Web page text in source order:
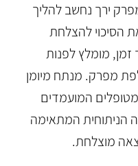
ירך נחשב להליך
הסיכוי להצלחת
מומלץ לפנות
מפרק. מנתח מיומן
המועמדים
הניתוחית המתאימה
מוצלחת.